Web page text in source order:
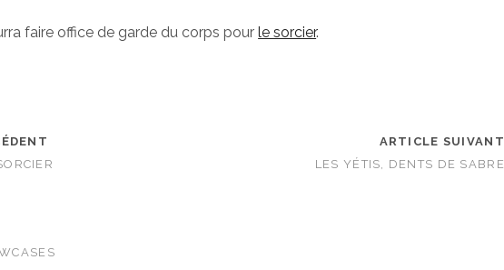
faire office de garde du corps pourle sorcier.
ARTICLE SUIVANT
LES YÉTIS, DENTS DE SABRE